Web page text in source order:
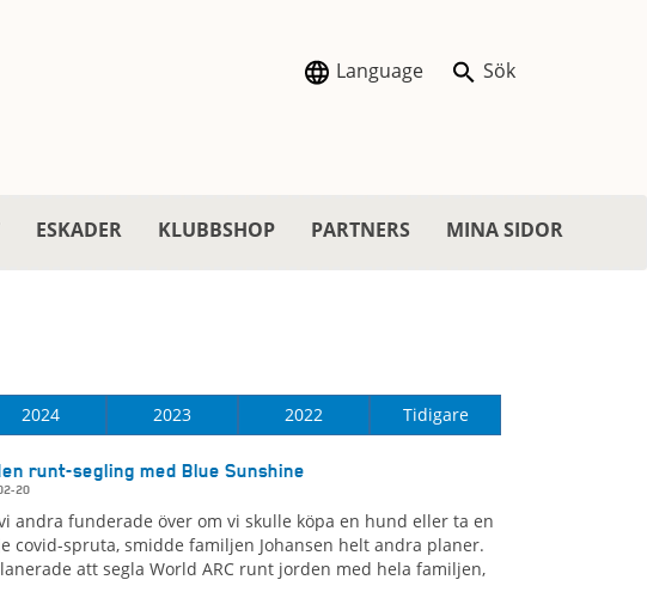
Language Sök
ESKADER KLUBBSHOP PARTNERS MINA SIDOR
2024 2023 2022 Tidigare
runt-segling med Blue Sunshine
20
andra funderade över om vi skulle köpa en hund eller ta en
covid-spruta, smidde familjen Johansen helt andra planer.
att segla World ARC runt jorden med hela familjen,